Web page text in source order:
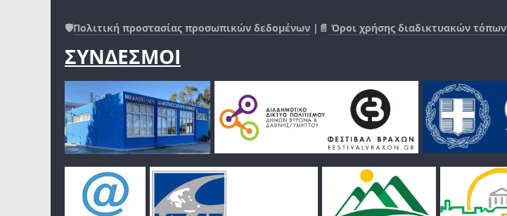
🛡️Πολιτική προστασίας προσωπικών δεδομένων |📄 Όροι χρήσης διαδικτυακών τόπων
ΣΥΝΔΕΣΜΟΙ